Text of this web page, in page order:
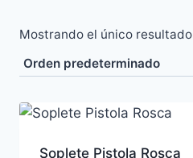
Mostrando el único resultado
Soplete Pistola Rosca